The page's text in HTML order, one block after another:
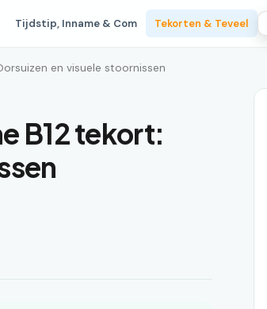
Tijdstip, Inname & Com Tekorten & Teveel
en visuele stoornissen
B12 tekort: